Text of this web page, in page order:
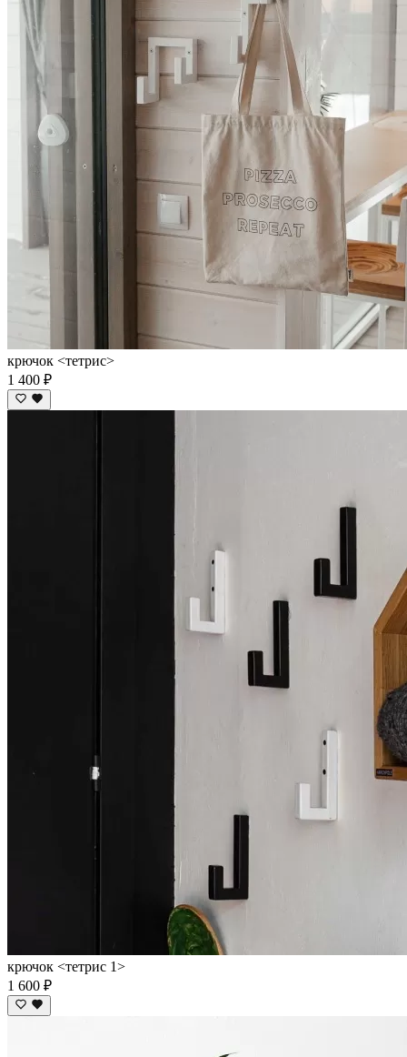
крючок <тетрис>
1 400 ₽
крючок <тетрис 1>
1 600 ₽